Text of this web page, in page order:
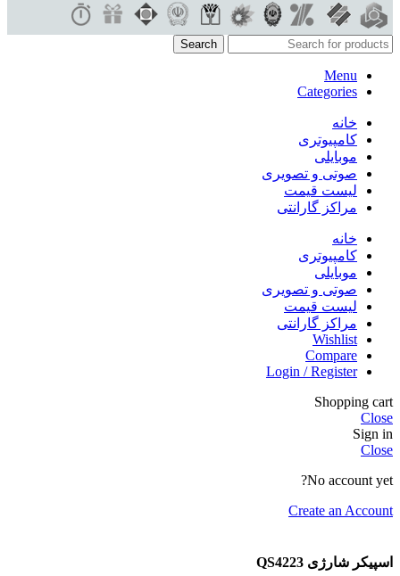
Search
Menu
Categories
خانه
کامپیوتری
موبایلی
صوتی و تصویری
لیست قیمت
مراکز گارانتی
خانه
کامپیوتری
موبایلی
صوتی و تصویری
لیست قیمت
مراکز گارانتی
Wishlist
Compare
Login / Register
Shopping cart
Close
Sign in
Close
No account yet?
Create an Account
اسپیکر شارژی QS4223